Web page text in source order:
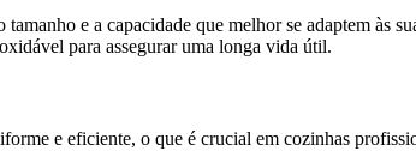
tamanho e a capacidade que melhor se adaptem às
para assegurar uma longa vida útil.
e eficiente, o que é crucial em cozinhas